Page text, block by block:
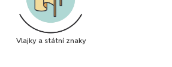
Vlajky a státní znaky